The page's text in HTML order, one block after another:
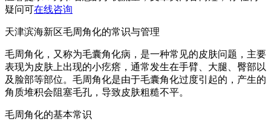
疑问可在线咨询
天津滨海新区毛周角化的常识与管理
毛周角化，又称为毛囊角化病，是一种常见的皮肤问题，主要
表现为皮肤上出现的小疙瘩，通常发生在手臂、大腿、臀部以
及脸部等部位。毛周角化是由于毛囊角化过度引起的，产生的
角质堆积会阻塞毛孔，导致皮肤粗糙不平。
毛周角化的基本常识